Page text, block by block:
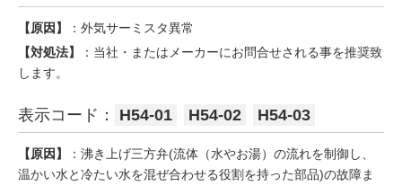
【原因】
：外気サーミスタ異常
【対処法】
：当社・またはメーカーにお問合せされる事を推奨致
します。
表示コード： H54-01 H54-02 H54-03
【原因】
：沸き上げ三方弁(流体（水やお湯）の流れを制御し、
温かい水と冷たい水を混ぜ合わせる役割を持った部品)の故障ま